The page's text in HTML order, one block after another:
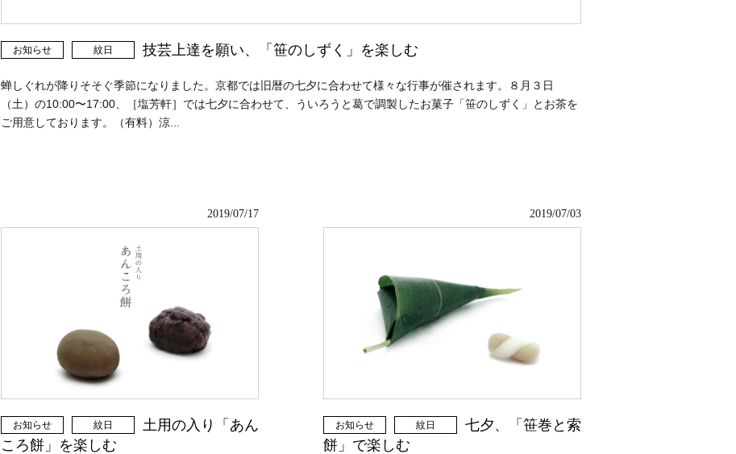
お知らせ 紋日 技芸上達を願い、「笹のしずく」を楽しむ
蝉しぐれが降りそそぐ季節になりました。京都では旧暦の七夕に合わせて様々な行事が催されます。８月３日
（土）の10:00〜17:00、［塩芳軒］では七夕に合わせて、ういろうと葛で調製したお菓子「笹のしずく」とお茶を
ご用意しております。（有料）涼...
2019/07/17
お知らせ 紋日
土用の入り「あん
ころ餅」を楽しむ
2019/07/03
お知らせ 紋日
七夕、「笹巻と索
餅」で楽しむ